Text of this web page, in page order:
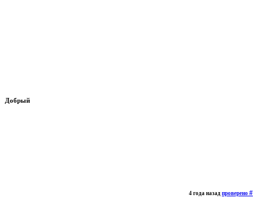
Добрый
4 года назад проверено #